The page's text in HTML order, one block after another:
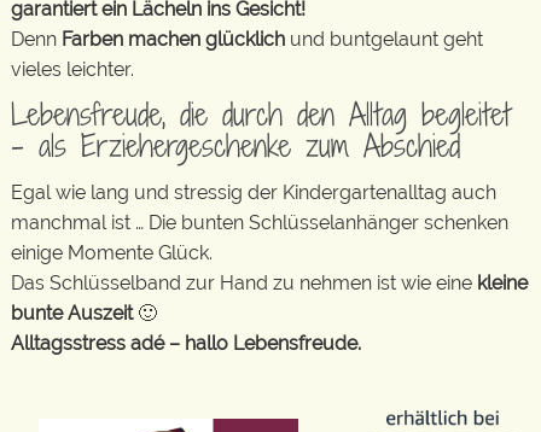
garantiert ein Lächeln ins Gesicht!
Denn Farben machen glücklich und buntgelaunt geht
vieles leichter.
Lebensfreude, die durch den Alltag begleitet
– als Erziehergeschenke zum Abschied
Egal wie lang und stressig der Kindergartenalltag auch
manchmal ist … Die bunten Schlüsselanhänger schenken
einige Momente Glück.
Das Schlüsselband zur Hand zu nehmen ist wie eine kleine
bunte Auszeit🙂
Alltagsstress adé – hallo Lebensfreude.